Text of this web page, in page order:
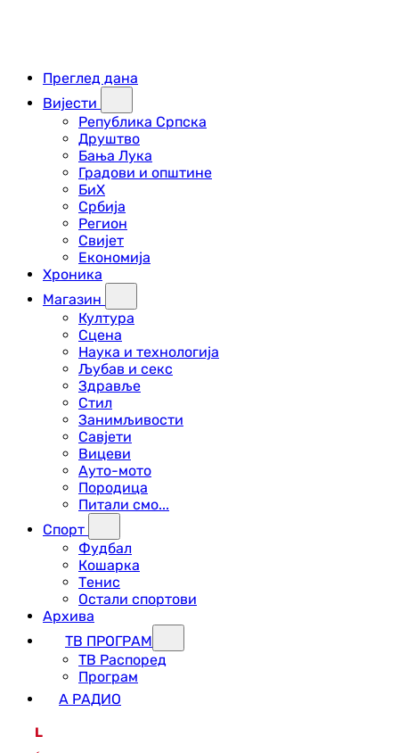
Преглед дана
Вијести
Република Српска
Друштво
Бања Лука
Градови и општине
БиХ
Србија
Регион
Свијет
Економија
Хроника
Магазин
Култура
Сцена
Наука и технологија
Љубав и секс
Здравље
Стил
Занимљивости
Савјети
Вицеви
Ауто-мото
Породица
Питали смо...
Спорт
Фудбал
Кошарка
Тенис
Остали спортови
Архива
ТВ ПРОГРАМ
ТВ Распоред
Програм
А РАДИО
L